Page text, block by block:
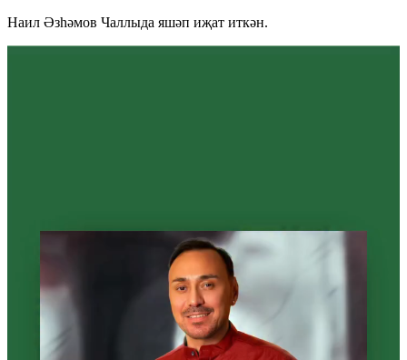
Наил Әзһәмов Чаллыда яшәп иҗат иткән.